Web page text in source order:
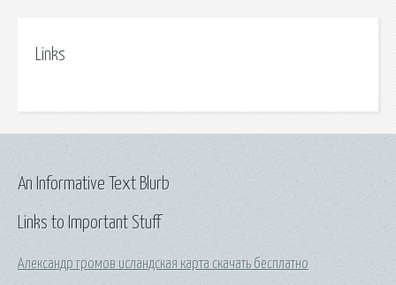
Links
Links to Important Stuff
Александр громов исландская карта скачать бесплатно
An Informative Text Blurb